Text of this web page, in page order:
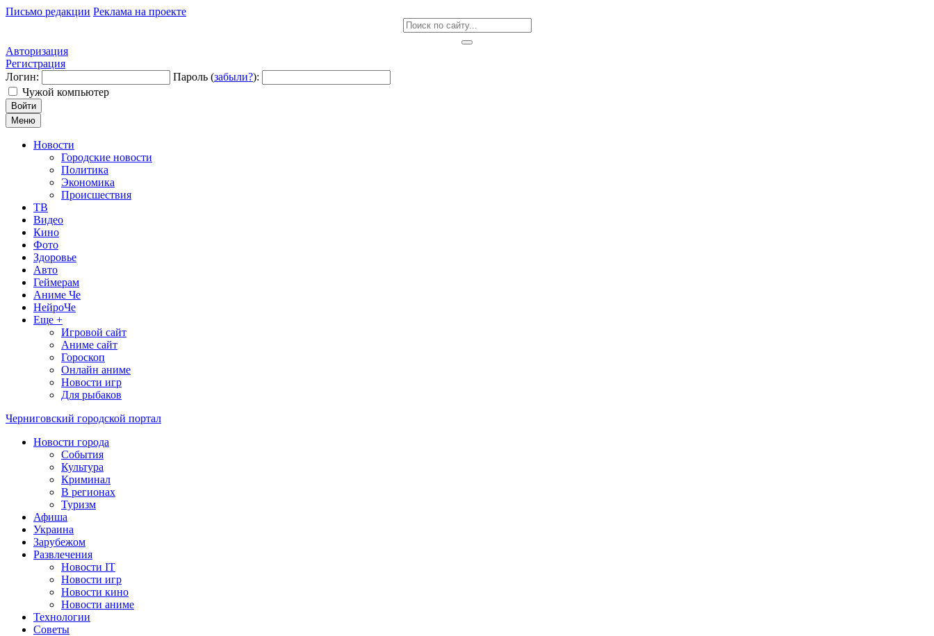
Письмо редакции Реклама на проекте
Авторизация
Регистрация
Логин:
Пароль (забыли?):
Чужой компьютер
Войти
Меню
Новости
Городские новости
Политика
Экономика
Происшествия
ТВ
Видео
Кино
Фото
Здоровье
Авто
Геймерам
Аниме Че
НейроЧе
Еще +
Игровой сайт
Аниме сайт
Гороскоп
Онлайн аниме
Новости игр
Для рыбаков
Черниговский городской портал
Новости города
События
Культура
Криминал
В регионах
Туризм
Афиша
Украина
Зарубежом
Развлечения
Новости IT
Новости игр
Новости кино
Новости аниме
Технологии
Советы